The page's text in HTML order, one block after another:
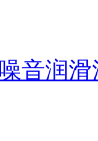
音润滑